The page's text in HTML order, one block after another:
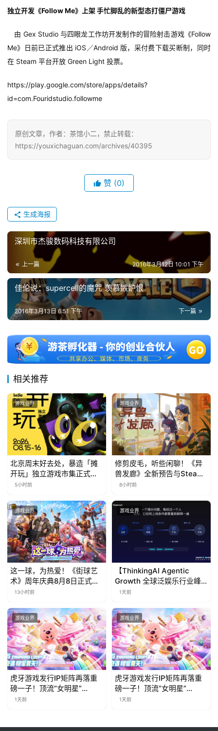
独立开发《Follow Me》上架 手忙脚乱的新型态打僵尸游戏
由 Gex Studio 与四眼龙工作坊开发制作的冒险射击游戏《Follow
Me》日前已正式推出 iOS／Android 版，采付费下载买断制，同时
在 Steam 平台开放 Green Light 投票。
https://play.google.com/store/apps/details?
id=com.Fouridstudio.followme
原创文章，作者：茶馆小二，禁止转载：
https://youxichaguan.com/archives/40395
赞 (0)
生成海报
深圳市杰骏数码科技有限公司
上一篇 2016年3月12日 10:01 下午
佳伦说：supercell的魔咒 羡慕嫉妒恨
下一篇
2016年3月13日 6:51 下午
相关推荐
游戏业界
北京周末好去处，暴造「摊
开玩」独立游戏市集正式开
票！
5小时前
游戏业界
修剪皮毛，听些闲聊！《异
兽发廊》全新预告与Steam
免费试玩公开
8小时前
游戏业界
这一球，为热爱！《街球艺
术》周年庆典8月8日正式上
线，多重福利与全新内容同
13小时前
游戏业界
【ThinkingAI Agentic
Growth 全球泛娱乐行业峰
会】Agent 时代，人到底负
1天前
游戏业界
虎牙游戏发行IP矩阵再落重
磅一子！顶流“女明星”
ZANMANG LOOPY 正版3D
1天前
游戏业界
虎牙游戏发行IP矩阵再落重
磅一子！顶流“女明星”
ZANMANG LOOPY 正版3D
1天前